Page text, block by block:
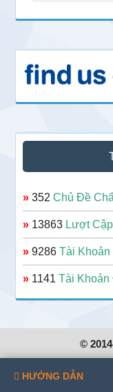
» 352Chủ Đề
» 13863 Lượt
» 9286Tài
» 1141Tài Khoản
©
HƯỚNG DẪN